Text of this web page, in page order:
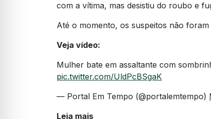
com a vítima, mas desistiu do roubo e
Até o momento, os suspeitos não
Veja vídeo:
Mulher bate em assaltante com
pic.twitter.com/UldPcBSgaK
— Portal Em Tempo (@portalemtempo)
Leia mais